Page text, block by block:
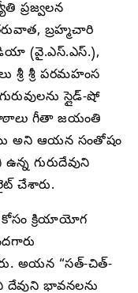
ప్రజ్వలన
బ్రహ్మచారి
(వై.ఎస్.ఎస్.),
శ్రీ శ్రీ పరమహంస
స్లైడ్-షో
గీతా జయంతి
అని ఆయన సంతోషం
గురుదేవుని
చేశారు.
కోసం క్రియాయోగ
అయన “సత్-చిత్-
దేవుని భావనలను